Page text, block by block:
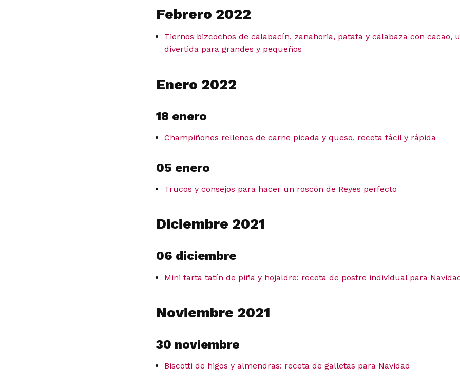
Febrero 2022
Tiernos bizcochos de calabacín, zanahoria, patata y calabaza con cacao,
divertida para grandes y pequeños
Enero 2022
18 enero
Champiñones rellenos de carne picada y queso, receta fácil y rápida
05 enero
Trucos y consejos para hacer un roscón de Reyes perfecto
Diciembre 2021
06 diciembre
Mini tarta tatín de piña y hojaldre: receta de postre individual para
Noviembre 2021
30 noviembre
Biscotti de higos y almendras: receta de galletas para Navidad